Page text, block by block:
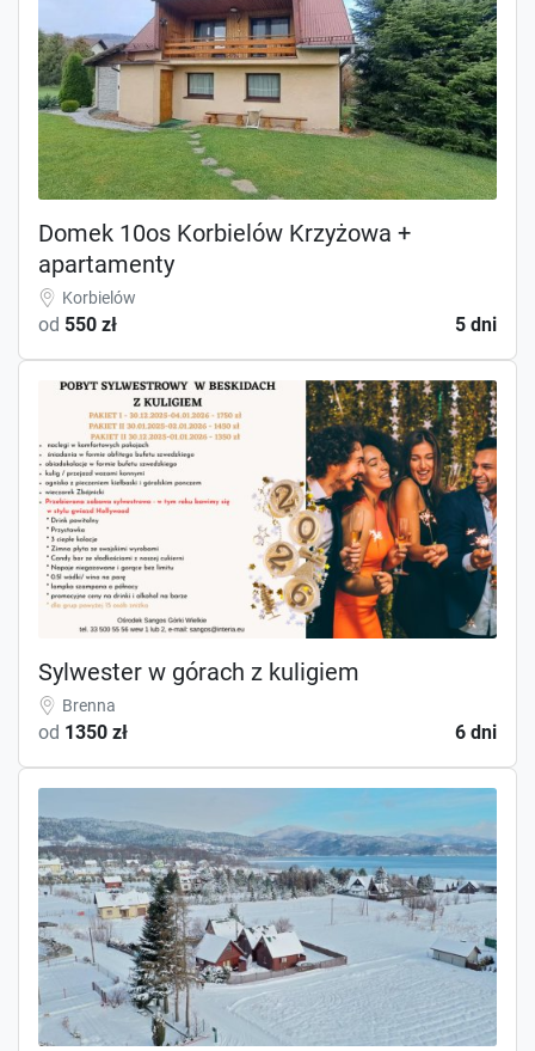
Domek 10os Korbielów Krzyżowa +
apartamenty
Korbielów
od 550 zł 5 dni
Sylwester w górach z kuligiem
Brenna
od 1350 zł 6 dni